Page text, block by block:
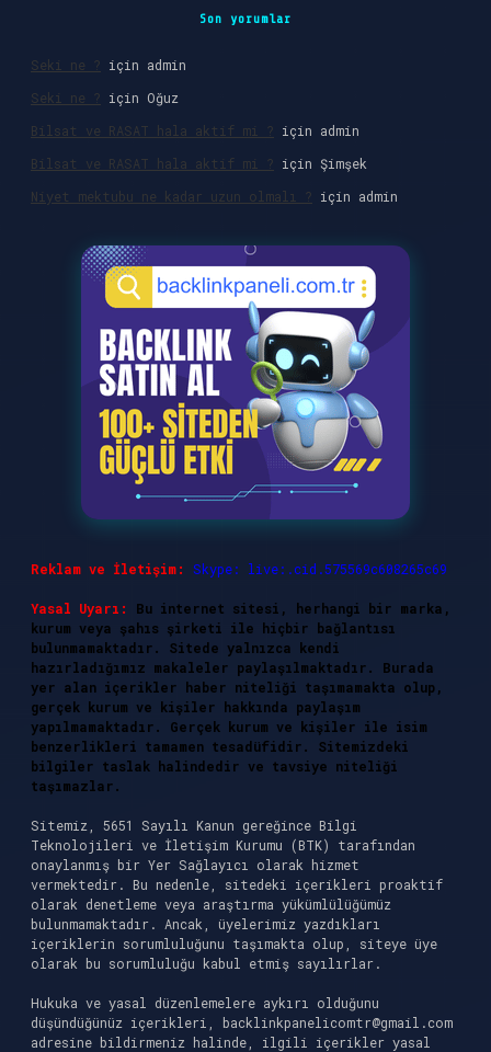
Son yorumlar
Seki ne ? için admin
Seki ne ? için Oğuz
Bilsat ve RASAT hala aktif mi ? için admin
Bilsat ve RASAT hala aktif mi ? için Şimşek
Niyet mektubu ne kadar uzun olmalı ? için admin
Reklam ve İletişim: Skype: live:.cid.575569c608265c69
Yasal Uyarı:
Bu internet sitesi, herhangi bir marka,
kurum veya şahıs şirketi ile hiçbir bağlantısı
bulunmamaktadır. Sitede yalnızca kendi
hazırladığımız makaleler paylaşılmaktadır. Burada
yer alan içerikler haber niteliği taşımamakta olup,
gerçek kurum ve kişiler hakkında paylaşım
yapılmamaktadır. Gerçek kurum ve kişiler ile isim
benzerlikleri tamamen tesadüfidir. Sitemizdeki
bilgiler taslak halindedir ve tavsiye niteliği
taşımazlar.
Sitemiz, 5651 Sayılı Kanun gereğince Bilgi
Teknolojileri ve İletişim Kurumu (BTK) tarafından
onaylanmış bir Yer Sağlayıcı olarak hizmet
vermektedir. Bu nedenle, sitedeki içerikleri proaktif
olarak denetleme veya araştırma yükümlülüğümüz
bulunmamaktadır. Ancak, üyelerimiz yazdıkları
içeriklerin sorumluluğunu taşımakta olup, siteye üye
olarak bu sorumluluğu kabul etmiş sayılırlar.
Hukuka ve yasal düzenlemelere aykırı olduğunu
düşündüğünüz içerikleri, backlinkpanelicomtr@gmail.com
adresine bildirmeniz halinde, ilgili içerikler yasal